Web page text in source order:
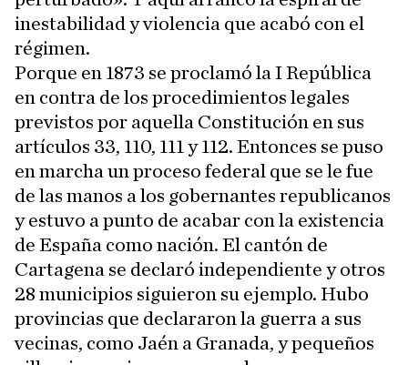
inestabilidad y violencia que acabó con el
régimen.
Porque en 1873 se proclamó la I República
en contra de los procedimientos legales
previstos por aquella Constitución en sus
artículos 33, 110, 111 y 112. Entonces se puso
en marcha un proceso federal que se le fue
de las manos a los gobernantes republicanos
y estuvo a punto de acabar con la existencia
de España como nación. El cantón de
Cartagena se declaró independiente y otros
28 municipios siguieron su ejemplo. Hubo
provincias que declararon la guerra a sus
vecinas, como Jaén a Granada, y pequeños